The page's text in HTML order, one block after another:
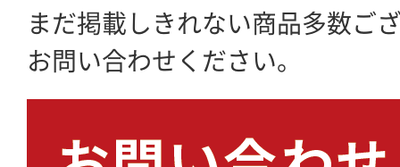
まだ掲載しきれない商品多数ご
お問い合わせください。